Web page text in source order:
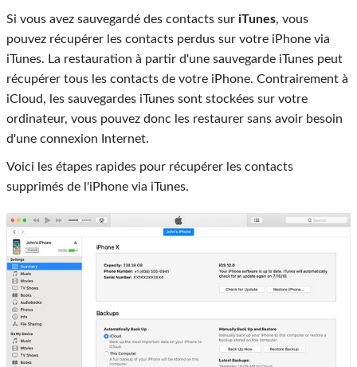
Si vous avez sauvegardé des contacts sur iTunes, vous
pouvez récupérer les contacts perdus sur votre iPhone via
iTunes. La restauration à partir d'une sauvegarde iTunes peut
récupérer tous les contacts de votre iPhone. Contrairement à
iCloud, les sauvegardes iTunes sont stockées sur votre
ordinateur, vous pouvez donc les restaurer sans avoir besoin
d'une connexion Internet.
Voici les étapes rapides pour récupérer les contacts
supprimés de l'iPhone via iTunes.